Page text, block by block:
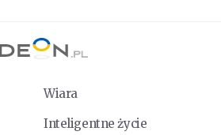
Wiara
Inteligentne życie